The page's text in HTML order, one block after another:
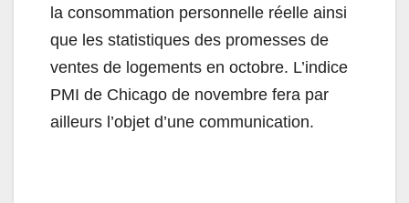
la consommation personnelle réelle ainsi
que les statistiques des promesses de
ventes de logements en octobre. L’indice
PMI de Chicago de novembre fera par
ailleurs l’objet d’une communication.